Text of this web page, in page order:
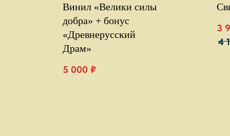
Винил «Велики силы
добра» + бонус
«Древнерусский
Драм»
5 000 ₽
3
4